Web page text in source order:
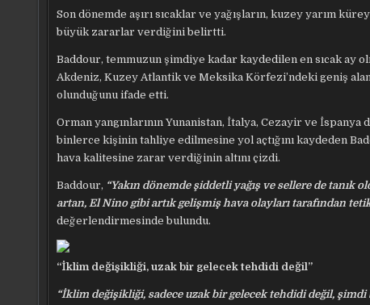
Son dönemde aşırı sıcaklar ve yağışların, kuzey yarım
büyük zararlar verdiğini belirtti.
Baddour, temmuzun şimdiye kadar kaydedilen en sıcak ay
Akdeniz, Kuzey Atlantik ve Meksika Körfezi’ndeki geniş
olunduğunu ifade etti.
Orman yangınlarının Yunanistan, İtalya, Cezayir ve İspanya
binlerce kişinin tahliye edilmesine yol açtığını kaydeden
hava kalitesine zarar verdiğinin altını çizdi.
Baddour, “Yakın dönemde şiddetli yağış ve sellere de tanık
artan, El Nino gibi artık gelişmiş hava olayları tarafından
değerlendirmesinde bulundu.
“İklim değişikliği, uzak bir gelecek tehdidi değil”
“İklim değişikliği, sadece uzak bir gelecek tehdidi değil,